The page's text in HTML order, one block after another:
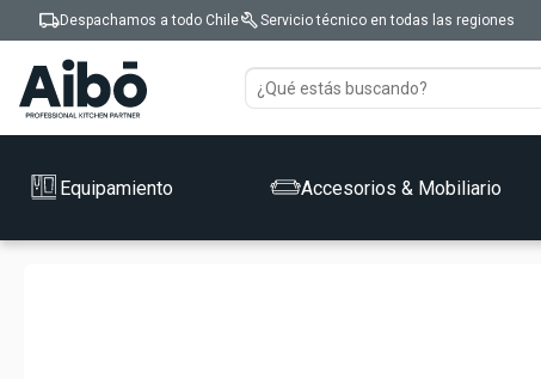
local_shippingDespachamos a todo ChilebuildServicio técnico en todas las regiones
Equipamiento Accesorios & Mobiliario